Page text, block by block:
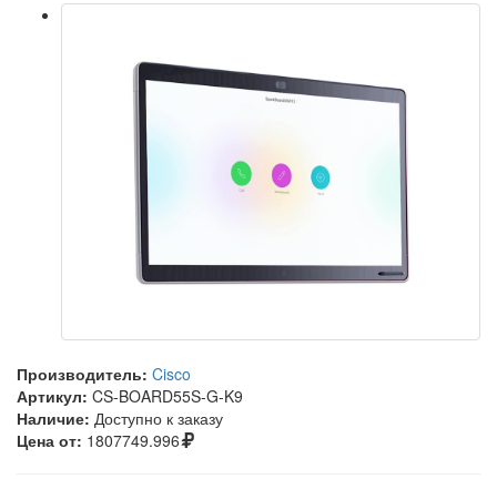
Производитель: Cisco
Артикул: CS-BOARD55S-G-K9
Наличие: Доступно к заказу
Цена от: 1807749.996